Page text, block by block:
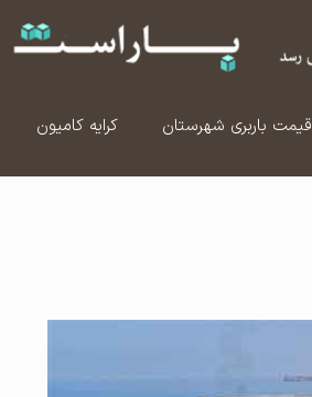
قیمت باربری شهرستان کرایه کامیون